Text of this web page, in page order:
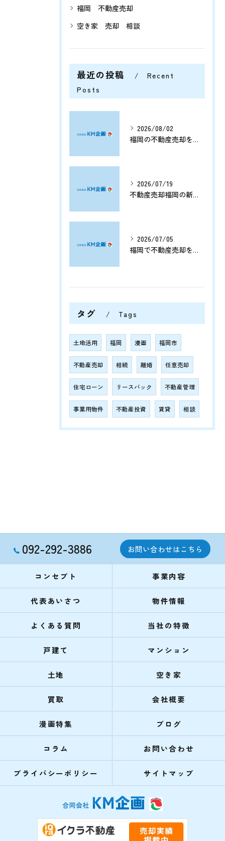
福岡 不動産売却
空き家 売却 相談
最近の投稿
Recent
Posts
2026/08/02
福岡の不動産売却を分析する将来価格推移と有利なタイミングの見極め方
2026/07/19
不動産売却福岡の新展開と資産価値を守る売却戦略まとめ
2026/07/05
福岡で不動産売却をプロに任せて相続や資産整理をスムーズに進める方法
タグ Tags
土地活用 福岡 漫画 福岡市
不動産売却 相続 離婚 任意売却
住宅ローン リースバック 不動産管理
事業用物件 不動産投資 賃貸 相談
092-292-3886 お問い合わせはこちら
コンセプト 事業内容
代表あいさつ 物件情報
よくある質問 当社の特徴
戸建て マンション
土地 空き家
買取 会社概要
漫画特集 ブログ
コラム お問い合わせ
プライバシーポリシー サイトマップ